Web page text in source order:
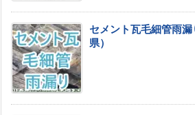
セメント瓦毛細管雨
県）